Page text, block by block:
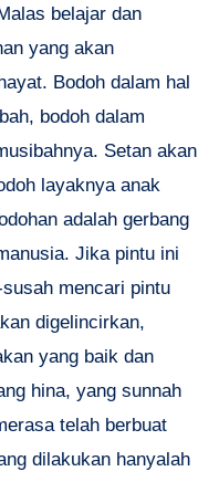
belajar dan
yang akan
Bodoh dalam hal
bodoh dalam
Setan akan
layaknya anak
adalah gerbang
Jika pintu ini
mencari pintu
digelincirkan,
yang baik dan
hina, yang sunnah
telah berbuat
dilakukan hanyalah